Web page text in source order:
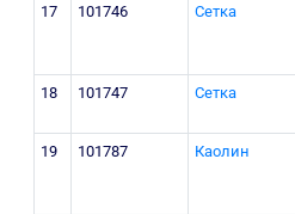
17
101746 Сетка
18
101747 Сетка
19
101787 Каолин